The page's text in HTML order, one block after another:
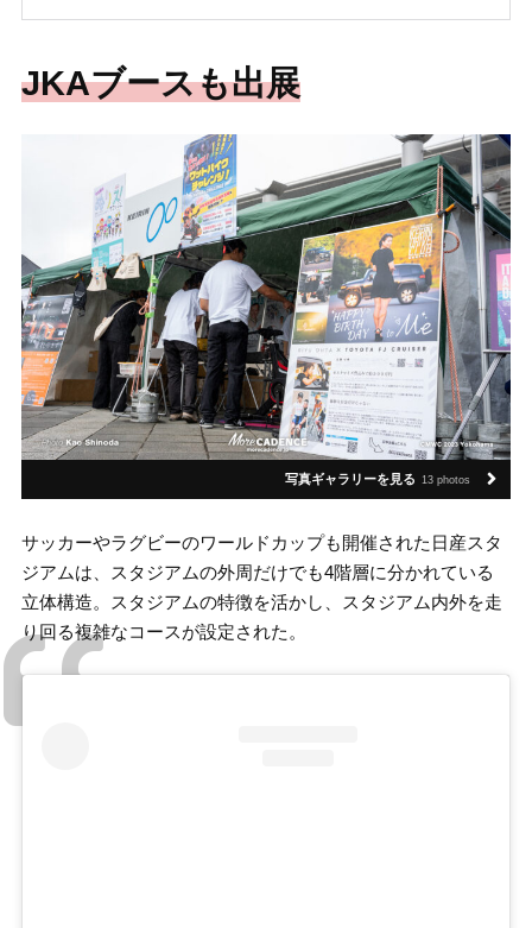
JKAブースも出展
写真ギャラリーを見る 13 photos
サッカーやラグビーのワールドカップも開催された日産スタ
ジアムは、スタジアムの外周だけでも4階層に分かれている
立体構造。スタジアムの特徴を活かし、スタジアム内外を走
り回る複雑なコースが設定された。